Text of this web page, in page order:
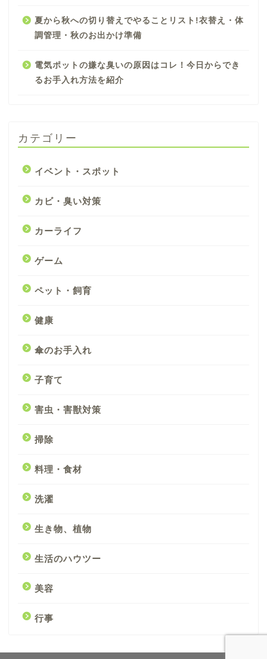
夏から秋への切り替えでやることリスト!衣替え・体
調管理・秋のお出かけ準備
電気ポットの嫌な臭いの原因はコレ！今日からでき
るお手入れ方法を紹介
カテゴリー
イベント・スポット
カビ・臭い対策
カーライフ
ゲーム
ペット・飼育
健康
傘のお手入れ
子育て
害虫・害獣対策
掃除
料理・食材
洗濯
生き物、植物
生活のハウツー
美容
行事